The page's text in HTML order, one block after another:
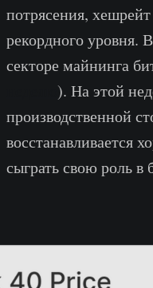
потрясения,
рекордного уровня.
секторе майнинга
). На этой
производственной
восстанавливается
сыграть свою роль